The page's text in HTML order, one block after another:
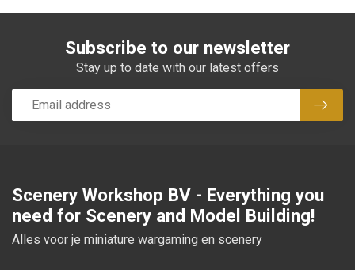
Subscribe to our newsletter
Stay up to date with our latest offers
Scenery Workshop BV - Everything you
need for Scenery and Model Building!
Alles voor je miniature wargaming en scenery